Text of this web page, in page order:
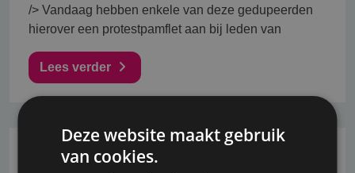
/> Vandaag hebben enkele van deze gedupeerden
hierover een protestpamflet aan bij leden van
Lees verder
26-10-2022
Deze website maakt gebruik
van cookies.